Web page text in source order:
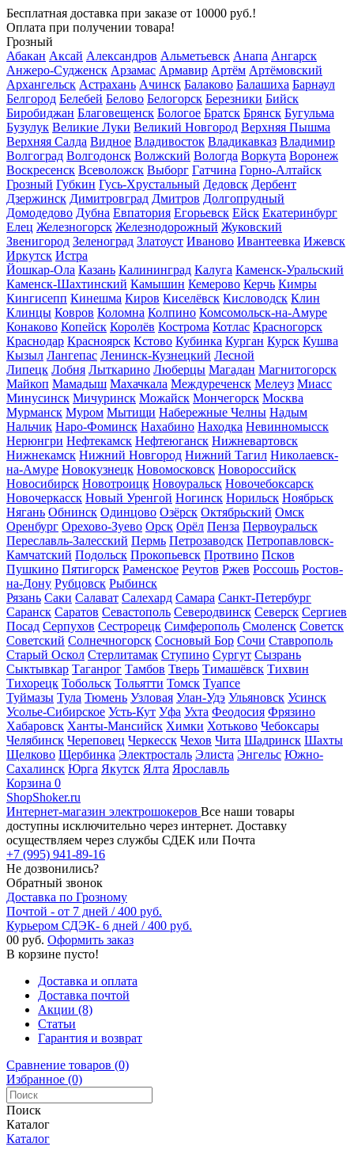
Бесплатная доставка при заказе от 10000 руб.!
Оплата при получении товара!
Грозный
Абакан Аксай Александров Альметьевск Анапа Ангарск
Анжеро-Судженск Арзамас Армавир Артём Артёмовский
Архангельск Астрахань Ачинск Балаково Балашиха Барнаул
Белгород Белебей Белово Белогорск Березники Бийск
Биробиджан Благовещенск Бологое Братск Брянск Бугульма
Бузулук Великие Луки Великий Новгород Верхняя Пышма
Верхняя Салда Видное Владивосток Владикавказ Владимир
Волгоград Волгодонск Волжский Вологда Воркута Воронеж
Воскресенск Всеволожск Выборг Гатчина Горно-Алтайск
Грозный Губкин Гусь-Хрустальный Дедовск Дербент
Дзержинск Димитровград Дмитров Долгопрудный
Домодедово Дубна Евпатория Егорьевск Ейск Екатеринбург
Елец Железногорск Железнодорожный Жуковский
Звенигород Зеленоград Златоуст Иваново Ивантеевка Ижевск
Иркутск Истра
Йошкар-Ола Казань Калининград Калуга Каменск-Уральский
Каменск-Шахтинский Камышин Кемерово Керчь Кимры
Кингисепп Кинешма Киров Киселёвск Кисловодск Клин
Клинцы Ковров Коломна Колпино Комсомольск-на-Амуре
Конаково Копейск Королёв Кострома Котлас Красногорск
Краснодар Красноярск Кстово Кубинка Курган Курск Кушва
Кызыл Лангепас Ленинск-Кузнецкий Лесной
Липецк Лобня Лыткарино Люберцы Магадан Магнитогорск
Майкоп Мамадыш Махачкала Междуреченск Мелеуз Миасс
Минусинск Мичуринск Можайск Мончегорск Москва
Мурманск Муром Мытищи Набережные Челны Надым
Нальчик Наро-Фоминск Нахабино Находка Невинномысск
Нерюнгри Нефтекамск Нефтеюганск Нижневартовск
Нижнекамск Нижний Новгород Нижний Тагил Николаевск-
на-Амуре Новокузнецк Новомосковск Новороссийск
Новосибирск Новотроицк Новоуральск Новочебоксарск
Новочеркасск Новый Уренгой Ногинск Норильск Ноябрьск
Нягань Обнинск Одинцово Озёрск Октябрьский Омск
Оренбург Орехово-Зуево Орск Орёл Пенза Первоуральск
Переславль-Залесский Пермь Петрозаводск Петропавловск-
Камчатский Подольск Прокопьевск Протвино Псков
Пушкино Пятигорск Раменское Реутов Ржев Россошь Ростов-
на-Дону Рубцовск Рыбинск
Рязань Саки Салават Салехард Самара Санкт-Петербург
Саранск Саратов Севастополь Северодвинск Северск Сергиев
Посад Серпухов Сестрорецк Симферополь Смоленск Советск
Советский Солнечногорск Сосновый Бор Сочи Ставрополь
Старый Оскол Стерлитамак Ступино Сургут Сызрань
Сыктывкар Таганрог Тамбов Тверь Тимашёвск Тихвин
Тихорецк Тобольск Тольятти Томск Туапсе
Туймазы Тула Тюмень Узловая Улан-Удэ Ульяновск Усинск
Усолье-Сибирское Усть-Кут Уфа Ухта Феодосия Фрязино
Хабаровск Ханты-Мансийск Химки Хотьково Чебоксары
Челябинск Череповец Черкесск Чехов Чита Шадринск Шахты
Щелково Щербинка Электросталь Элиста Энгельс Южно-
Сахалинск Юрга Якутск Ялта Ярославль
Корзина 0
ShopShoker.ru
Интернет-магазин электрошокеров Все наши товары
доступны исключительно через интернет. Доставку
осуществляем через службы СДЕК или Почта
+7 (995) 941-89-16
Не дозвонились?
Обратный звонок
Доставка по Грозному
Почтой - от 7 дней / 400 руб.
Курьером СДЭК- 6 дней / 400 руб.
00 руб. Оформить заказ
В корзине пусто!
Доставка и оплата
Доставка почтой
Акции (8)
Статьи
Гарантия и возврат
Сравнение товаров (0)
Избранное (0)
Поиск
Каталог
Каталог